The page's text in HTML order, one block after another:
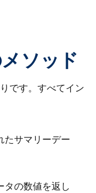
ソッド
です。すべてイン
たサマリーデー
タの数値を返し